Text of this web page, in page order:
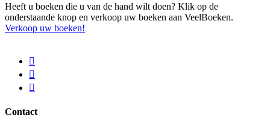
Heeft u boeken die u van de hand wilt doen? Klik op de
onderstaande knop en verkoop uw boeken aan VeelBoeken.
Verkoop uw boeken!
Contact